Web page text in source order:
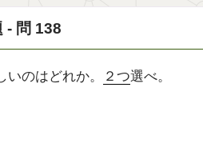
- 問 138
のはどれか。 ２つ選べ。